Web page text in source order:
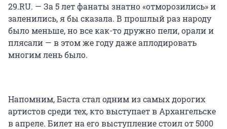
29.RU. — За 5 лет фанаты знатно «отморозились» и
заленились, я бы сказала. В прошлый раз народу
было меньше, но все как-то дружно пели, орали и
плясали — в этом же году даже аплодировать
многим лень было.
Напомним, Баста стал одним из самых дорогих
артистов среди тех, кто выступает в Архангельске
в апреле. Билет на его выступление стоил от 5000